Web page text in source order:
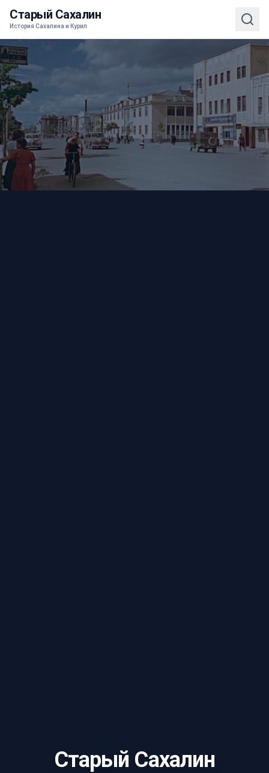
Старый Сахалин
История Сахалина и Курил
Старый Сахалин